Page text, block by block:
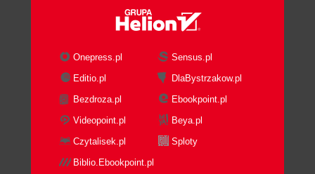
Onepress.pl
Sensus.pl
Editio.pl
DlaBystrzakow.pl
Bezdroza.pl
Ebookpoint.pl
Videopoint.pl
Beya.pl
Czytalisek.pl
Sploty
Biblio.Ebookpoint.pl